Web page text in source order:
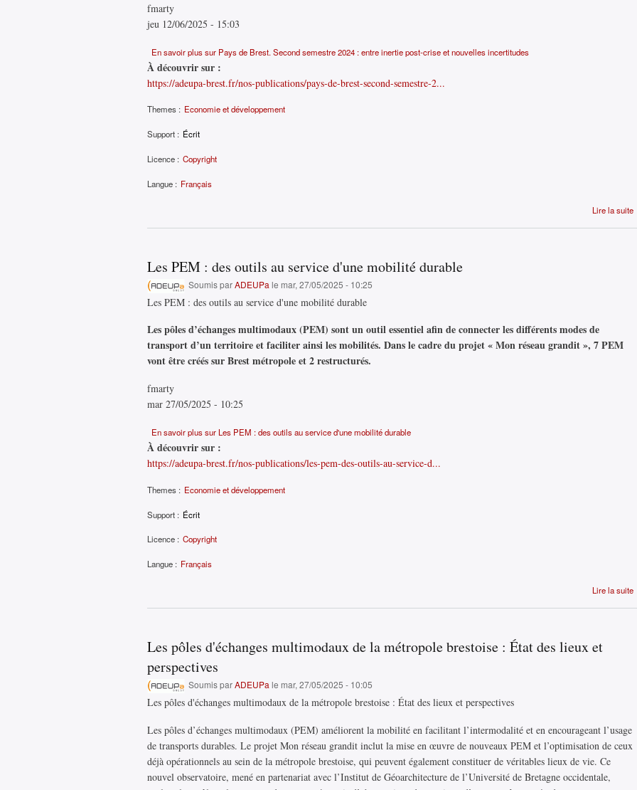
fmarty
jeu 12/06/2025 - 15:03
En savoir plussur Pays de Brest. Second semestre 2024 : entre inertie post-crise et nouvelles incertitudes
À découvrir sur :
https://adeupa-brest.fr/nos-publications/pays-de-brest-second-semestre-2...
Themes : Economie et développement
Support : Écrit
Licence : Copyright
Langue : Français
Lire la suite
Les PEM : des outils au service d'une mobilité durable
Soumis parADEUPa le mar, 27/05/2025 - 10:25
Les PEM : des outils au service d'une mobilité durable
Les pôles d’échanges multimodaux (PEM) sont un outil essentiel afin de connecter les différents modes de
transport d’un territoire et faciliter ainsi les mobilités. Dans le cadre du projet « Mon réseau grandit », 7 PEM
vont être créés sur Brest métropole et 2 restructurés.
fmarty
mar 27/05/2025 - 10:25
En savoir plussur Les PEM : des outils au service d'une mobilité durable
À découvrir sur :
https://adeupa-brest.fr/nos-publications/les-pem-des-outils-au-service-d...
Themes : Economie et développement
Support : Écrit
Licence : Copyright
Langue : Français
Lire la suite
Les pôles d'échanges multimodaux de la métropole brestoise : État des lieux et
perspectives
Soumis parADEUPa le mar, 27/05/2025 - 10:05
Les pôles d'échanges multimodaux de la métropole brestoise : État des lieux et perspectives
Les pôles d’échanges multimodaux (PEM) améliorent la mobilité en facilitant l’intermodalité et en encourageant l’usage
de transports durables. Le projet Mon réseau grandit inclut la mise en œuvre de nouveaux PEM et l’optimisation de ceux
déjà opérationnels au sein de la métropole brestoise, qui peuvent également constituer de véritables lieux de vie. Ce
nouvel observatoire, mené en partenariat avec l’Institut de Géoarchitecture de l’Université de Bretagne occidentale,